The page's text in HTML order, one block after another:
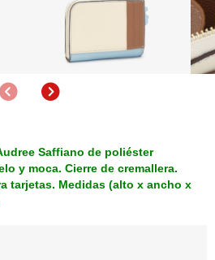
AnteriorSiguiente
Saffiano de poliéster
y moca. Cierre de cremallera.
tarjetas. Medidas (alto x ancho x